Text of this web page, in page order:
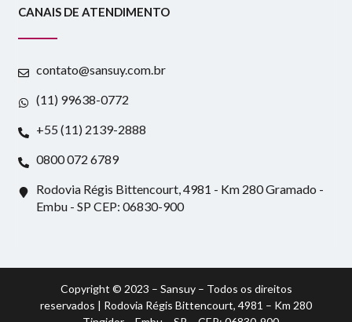
CANAIS DE ATENDIMENTO
contato@sansuy.com.br
(11) 99638-0772
+55 (11) 2139-2888
0800 072 6789
Rodovia Régis Bittencourt, 4981 - Km 280 Gramado -
Embu - SP CEP: 06830-900
Copyright © 2023 – Sansuy – Todos os direitos
reservados | Rodovia Régis Bittencourt, 4981 – Km 280